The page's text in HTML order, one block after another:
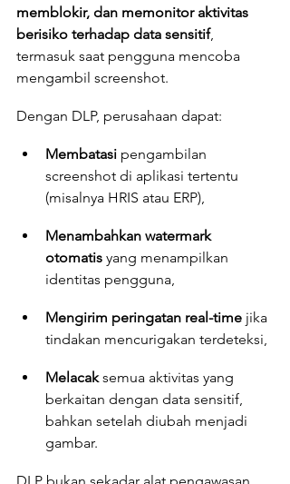
memblokir, dan memonitor aktivitas
berisiko terhadap data sensitif,
termasuk saat pengguna mencoba
mengambil screenshot.
Dengan DLP, perusahaan dapat:
Membatasi pengambilan
screenshot di aplikasi tertentu
(misalnya HRIS atau ERP),
Menambahkan watermark
otomatis yang menampilkan
identitas pengguna,
Mengirim peringatan real-time jika
tindakan mencurigakan terdeteksi,
Melacak semua aktivitas yang
berkaitan dengan data sensitif,
bahkan setelah diubah menjadi
gambar.